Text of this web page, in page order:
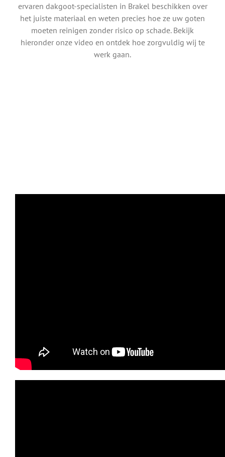
ervaren dakgoot-specialisten in Brakel beschikken over
het juiste materiaal en weten precies hoe ze uw goten
moeten reinigen zonder risico op schade. Bekijk
hieronder onze video en ontdek hoe zorgvuldig wij te
werk gaan.